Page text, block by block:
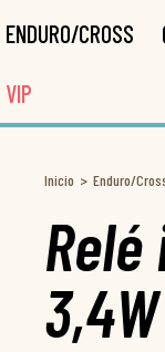
ENDURO/CROSS
VIP
Inicio Enduro/
Relé
3,4W